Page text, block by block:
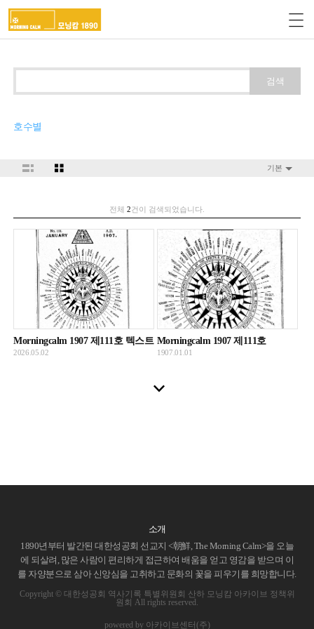
검색
호수별
기본
전체 2건이 검색되었습니다.
Morningcalm 1907 제111호 텍스트
2026.05.02
Morningcalm 1907 제111호
1907.01.01
소개
1890년부터 발간된 대한성공회 선교지 <朝鮮, The Morning Calm>을 오늘
에 되살려, 많은 사람이 편리하게 접근하여 배움을 얻고 영감을 받으며 이
를 자양분으로 삼아 신앙심을 고취하고 문화의 꽃을 피우기를 희망합니다.
Copyright © 대한성공회 역사기록 특별위원회 산하 모닝캄 아카이브 정책위
원회 All rights reserved.
powered by 아카이브센터(주)